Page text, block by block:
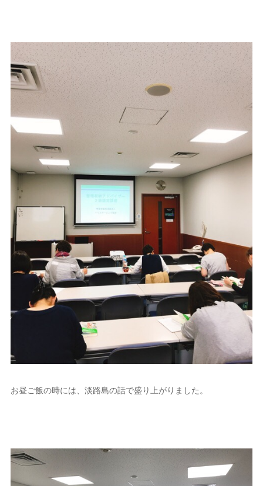
お昼ご飯の時には、淡路島の話で盛り上がりました。